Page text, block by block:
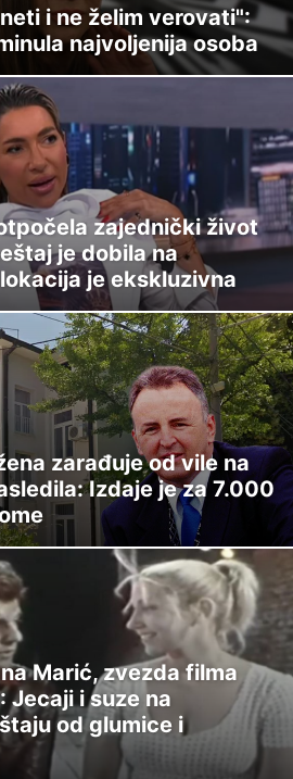
i ne želim verovati":
najvoljenija osoba
zajednički život
je dobila na
je ekskluzivna
zarađuje od vile na
Izdaje je za 7.000
Marić, zvezda filma
Jecaji i suze na
od glumice i